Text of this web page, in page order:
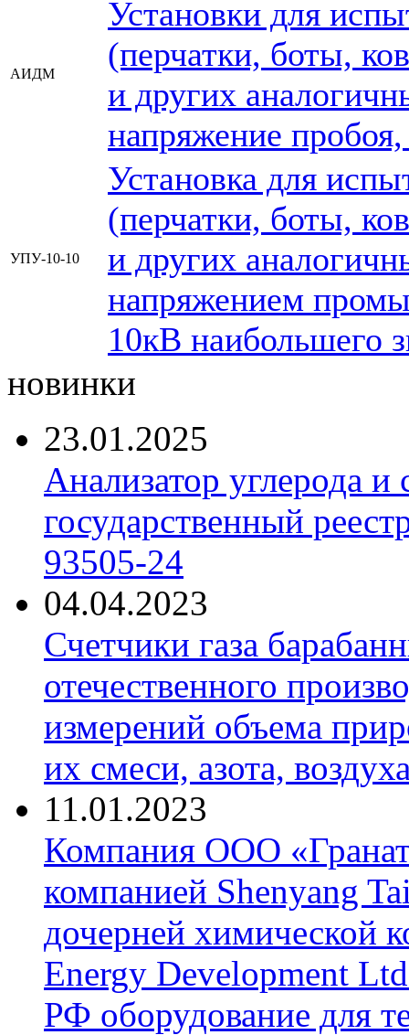
АИДМ
Установки для
(перчатки, боты,
и других
напряжение
УПУ-10-10
Установка для
(перчатки, боты,
и других
напряжением
10кВ наибольшего
новинки
23.01.2025
Анализатор углерода
государственный
93505-24
04.04.2023
Счетчики газа
отечественного
измерений объема
их смеси, азота,
11.01.2023
Компания ООО
компанией Shenyang
дочерней химической
Energy Development
РФ оборудование для